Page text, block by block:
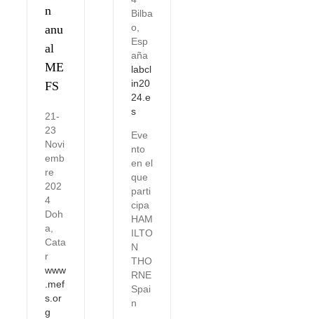
n
anu
al
ME
FS
21-
23
Novi
emb
re
202
4
Doh
a,
Cata
r
www
.mef
s.or
g
Bilba
o,
Esp
aña
labcl
in20
24.e
s
Eve
nto
en el
que
parti
cipa
HAM
ILTO
N
THO
RNE
Spai
n